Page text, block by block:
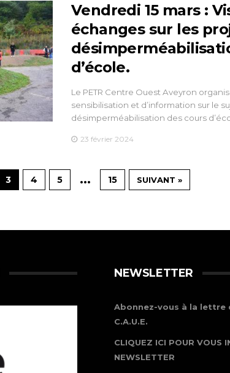
Vendredi 15 mars :
échanges sur les
d’école.
Le PETR Centre Ouest Aveyron
sensibilisation et d’information sur le
désimperméabilisation des cours
23 février 2024
3 4 5 … 15 SUIVANT »
NEWSLETTER
Abonnez-vous à la lettre
C.A.U.E.
CLIQUEZ ICI POUR VOUS
NEWSLETTER